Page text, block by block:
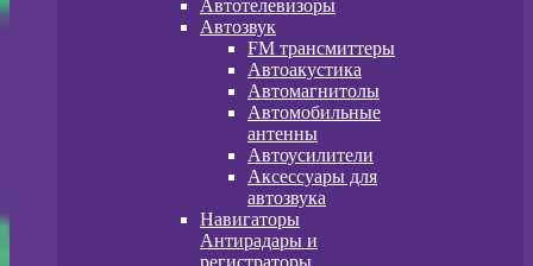
Автотелевизоры
Автозвук
FM трансмиттеры
Автоакустика
Автомагнитолы
Автомобильные
антенны
Автоусилители
Аксессуары для
автозвука
Навигаторы
Антирадары и
регистраторы